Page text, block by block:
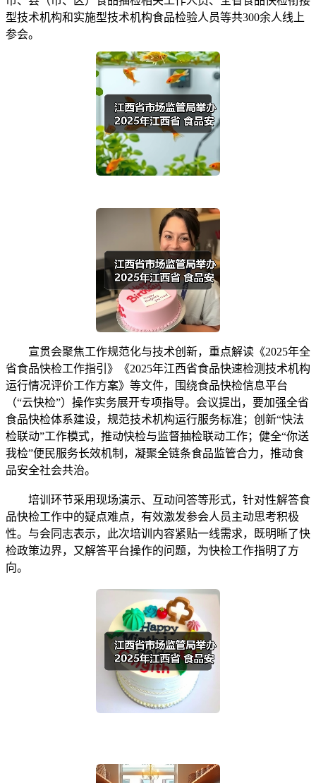
型技术机构和实施型技术机构食品检验人员等共300余人线上
参会。
宣贯会聚焦工作规范化与技术创新，重点解读《2025年全
省食品快检工作指引》《2025年江西省食品快速检测技术机构
运行情况评价工作方案》等文件，围绕食品快检信息平台
（“云快检”）操作实务展开专项指导。会议提出，要加强全省
食品快检体系建设，规范技术机构运行服务标准；创新“快法
检联动”工作模式，推动快检与监督抽检联动工作；健全“你送
我检”便民服务长效机制，凝聚全链条食品监管合力，推动食
品安全社会共治。
培训环节采用现场演示、互动问答等形式，针对性解答食
品快检工作中的疑点难点，有效激发参会人员主动思考积极
性。与会同志表示，此次培训内容紧贴一线需求，既明晰了快
检政策边界，又解答平台操作的问题，为快检工作指明了方
向。